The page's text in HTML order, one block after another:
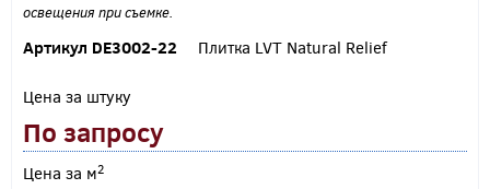
освещения при съемке.
Артикул DE3002-22 Плитка LVT Natural Relief
Цена за штуку
По запросу
Цена за м2